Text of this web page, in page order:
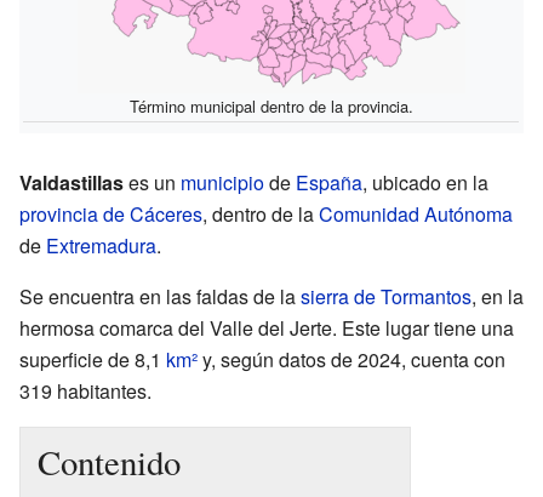
Término municipal dentro de la provincia.
Valdastillases un municipiode España, ubicado en la
provincia de Cáceres, dentro de laComunidad Autónoma
de Extremadura.
Se encuentra en las faldas de lasierra de Tormantos, en la
hermosa comarca del Valle del Jerte. Este lugar tiene una
superficie de 8,1 km²y, según datos de 2024, cuenta con
319 habitantes.
Contenido